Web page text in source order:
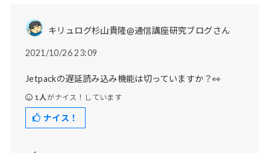
キリュログ杉山貴隆@通信講座研究ブログさん
2021/10/26 23:09
Jetpackの遅延読み込み機能は切っていますか？👀
1人がナイス！しています
ナイス！